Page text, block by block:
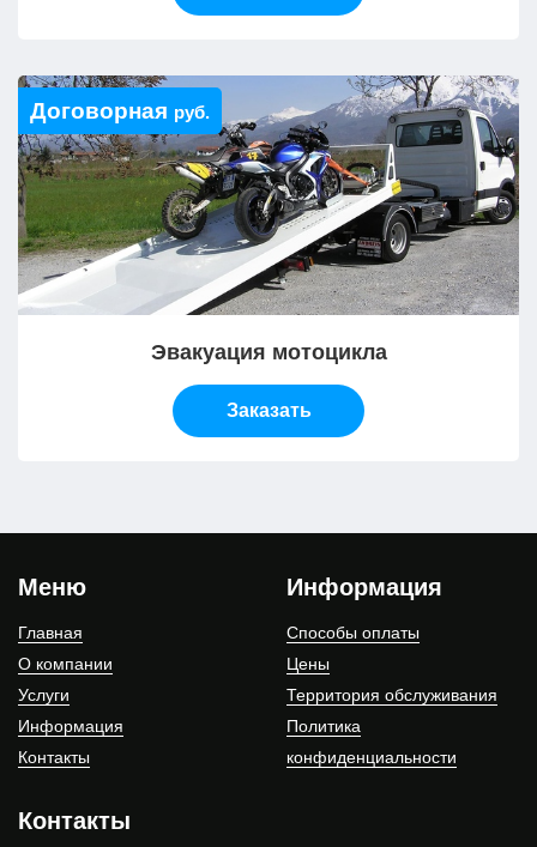
Договорная руб.
Эвакуация мотоцикла
Заказать
Меню
Главная
О компании
Услуги
Информация
Контакты
Информация
Способы оплаты
Цены
Территория обслуживания
Политика
конфиденциальности
Контакты